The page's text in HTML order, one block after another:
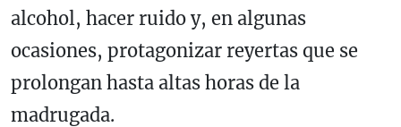
alcohol, hacer ruido y, en algunas
ocasiones, protagonizar reyertas que se
prolongan hasta altas horas de la
madrugada.